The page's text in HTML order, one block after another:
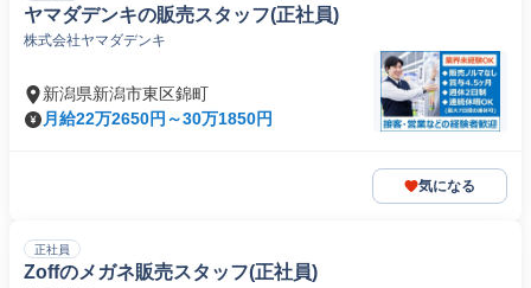
ヤマダデンキの販売スタッフ(正社員)
株式会社ヤマダデンキ
新潟県新潟市東区錦町
月給22万2650円～30万1850円
気になる
正社員
Zoffのメガネ販売スタッフ(正社員)